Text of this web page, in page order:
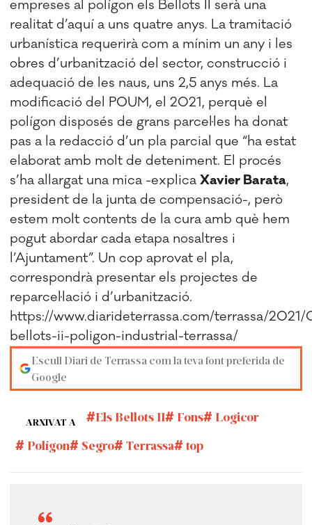
empreses al polígon els Bellots II serà una
realitat d’aquí a uns quatre anys. La tramitació
urbanística requerirà com a mínim un any i les
obres d’urbanització del sector, construcció i
adequació de les naus, uns 2,5 anys més. La
modificació del POUM, el 2021, perquè el
polígon disposés de grans parcel·les ha donat
pas a la redacció d’un pla parcial que “ha estat
elaborat amb molt de deteniment. El procés
s’ha allargat una mica -explicaXavier Barata,
president de la junta de compensació-, però
estem molt contents de la cura amb què hem
pogut abordar cada etapa nosaltres i
l’Ajuntament”. Un cop aprovat el pla,
correspondrà presentar els projectes de
reparcel·lació i d’urbanització.
https://www.diarideterrassa.com/terrassa/
bellots-ii-poligon-industrial-terrassa/
Escull Diari de Terrassa com la teva font preferida de
Google
ARXIVAT A Els Bellots II Fons
Logicor
Polígon
Segro Terrassa top